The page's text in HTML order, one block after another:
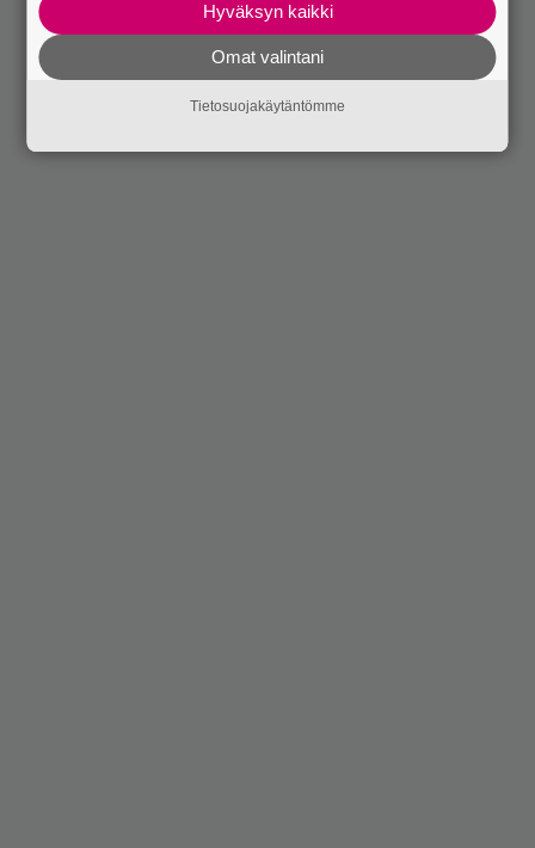
Hyväksyn kaikki
Omat valintani
Tietosuojakäytäntömme